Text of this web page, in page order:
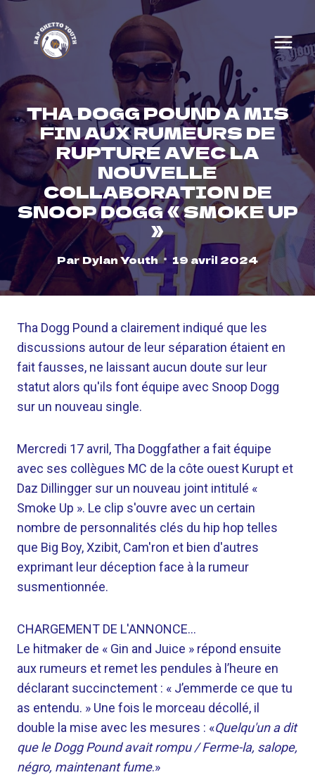
to
content
THA DOGG POUND A MIS
FIN AUX RUMEURS DE
RUPTURE AVEC LA
NOUVELLE
COLLABORATION DE
SNOOP DOGG « SMOKE UP
»
ParDylan Youth 19 avril 2024
Tha Dogg Pound a clairement indiqué que les
discussions autour de leur séparation étaient en
fait fausses, ne laissant aucun doute sur leur
statut alors qu'ils font équipe avec Snoop Dogg
sur un nouveau single.
Mercredi 17 avril, Tha Doggfather a fait équipe
avec ses collègues MC de la côte ouest Kurupt et
Daz Dillingger sur un nouveau joint intitulé «
Smoke Up ». Le clip s'ouvre avec un certain
nombre de personnalités clés du hip hop telles
que Big Boy, Xzibit, Cam'ron et bien d'autres
exprimant leur déception face à la rumeur
susmentionnée.
CHARGEMENT DE L'ANNONCE…
Le hitmaker de « Gin and Juice » répond ensuite
aux rumeurs et remet les pendules à l’heure en
déclarant succinctement : « J’emmerde ce que tu
as entendu. » Une fois le morceau décollé, il
double la mise avec les mesures : «Quelqu'un a dit
que le Dogg Pound avait rompu / Ferme-la, salope,
négro, maintenant fume.»